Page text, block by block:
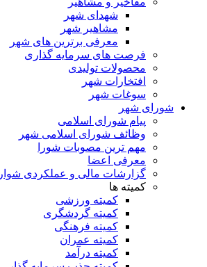
شهدای شهر
مشاهیر شهر
معرفی برترین های شهر
فرصت های سرمایه گذاری
محصولات تولیدی
افتخارات شهر
سوغات شهر
شورای شهر
پیام شورای اسلامی
وظائف شورای اسلامی شهر
مهم ترین مصوبات شورا
معرفی اعضا
گزارشات مالی و عملکردی شوارا
کمیته ها
کمیته ورزشی
کمیته گردشگری
کمیته فرهنگی
کمیته عمران
کمیته درآمد